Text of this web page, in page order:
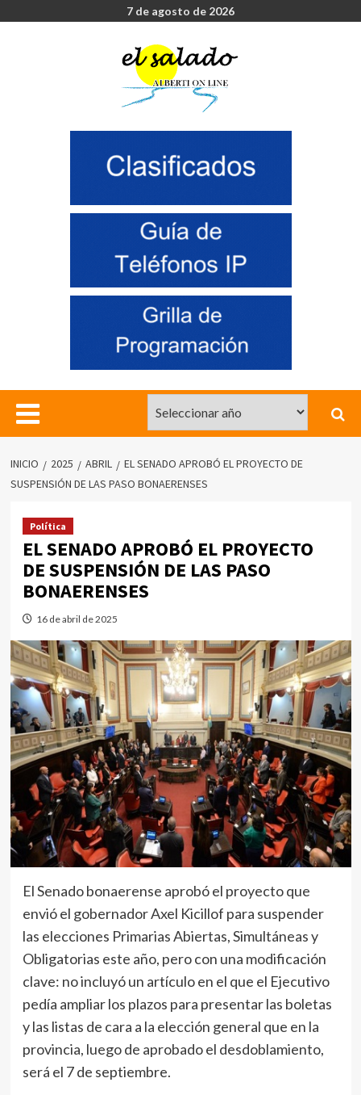
7 de agosto de 2026
INICIO 2025 ABRIL
EL SENADO APROBÓ EL PROYECTO DE
SUSPENSIÓN DE LAS PASO BONAERENSES
Política
EL SENADO APROBÓ EL PROYECTO
DE SUSPENSIÓN DE LAS PASO
BONAERENSES
16 de abril de 2025
El Senado bonaerense aprobó el proyecto que
envió el gobernador Axel Kicillof para suspender
las elecciones Primarias Abiertas, Simultáneas y
Obligatorias este año, pero con una modificación
clave: no incluyó un artículo en el que el Ejecutivo
pedía ampliar los plazos para presentar las boletas
y las listas de cara a la elección general que en la
provincia, luego de aprobado el desdoblamiento,
será el 7 de septiembre.